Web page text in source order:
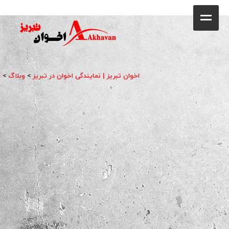
فروشگاه
محصولات
جشنواره فروش ویژه
کاتالوگ
گالری
وبلاگ
تماس با ما
اخوان تبریز | نمایندگی اخوان در تبریز>وبلاگ>